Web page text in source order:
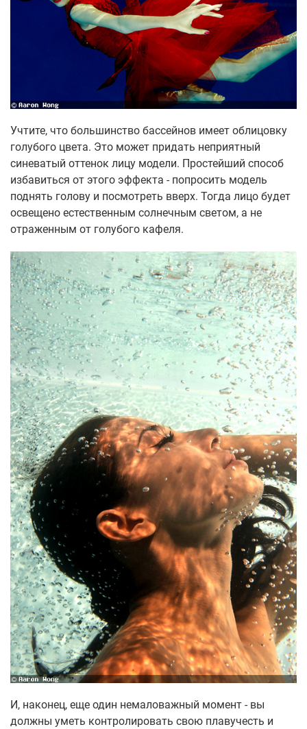
Учтите, что большинство бассейнов имеет облицовку
голубого цвета. Это может придать неприятный
синеватый оттенок лицу модели. Простейший способ
избавиться от этого эффекта - попросить модель
поднять голову и посмотреть вверх. Тогда лицо будет
освещено естественным солнечным светом, а не
отраженным от голубого кафеля.
И, наконец, еще один немаловажный момент - вы
должны уметь контролировать свою плавучесть и